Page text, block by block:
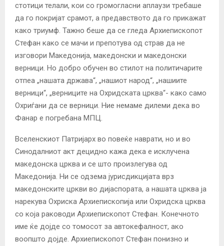
стотици телали, кои со громогласни аплаузи требаше
да го покријат срамот, а предавството да го прикажат
како триумф. Тажно беше да се гледа Архиепископот
Стефан како се мачи и препотува од страв да не
изговори Македонија, македонски и македонски
верници. Но добро обучен во стилот на политичарите
отпеа „нашата држава“, „нашиот народ“, „нашиите
верници“, „верниците на Охридската црква“- како само
Охриѓани да се верници. Ние немаме дилеми дека во
Фанар е погребана МПЦ.
Вселенскиот Патријарх во повеќе наврати, но и во
Синодалниот акт децидно кажа дека е исклучена
македонска црква и се што произлегува од
Македонија. Ни се одзема јурисдикцијата врз
македонските цркви во дијаспората, а нашата црква ја
нарекува Охриска Архиепископија или Охридска црква
со која раководи Архиепископот Стефан. Конечното
име ќе дојде со томосот за автокефалност, ако
воопшто дојде. Архиепископот Стефан понизно и